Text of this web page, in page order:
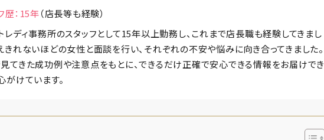
歴：15年（店長等も経験）
レディ事務所のスタッフとして15年以上勤務し、これまで店長職も経験してきまし
きれないほどの女性と面談を行い、それぞれの不安や悩みに向き合ってきました。
てきた成功例や注意点をもとに、できるだけ正確で安心できる情報をお届けでき
がけています。